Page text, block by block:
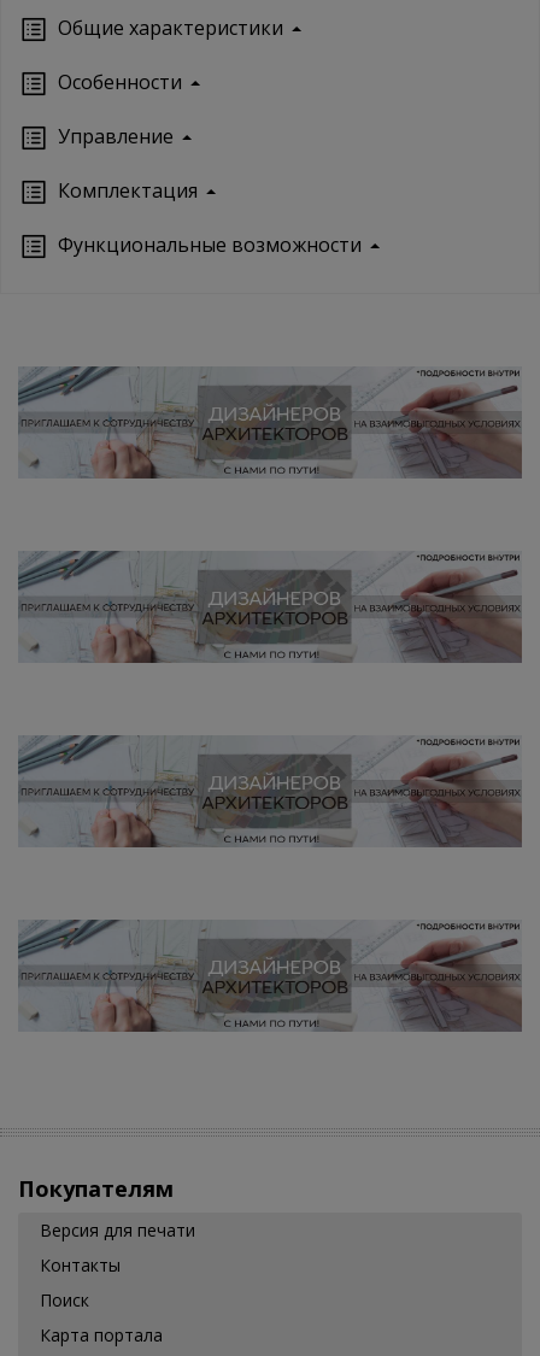
Oбщие характеристики
Особенности
Управление
Кoмплектация
Функциональные возможности
Покупателям
Версия для печати
Контакты
Поиск
Карта портала